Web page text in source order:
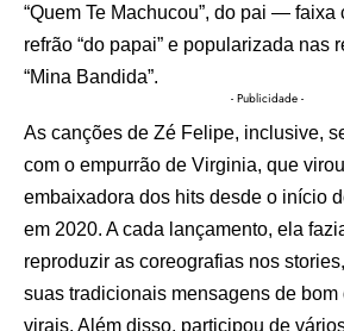
“Quem Te Machucou”, do pai —
refrão “do papai” e popularizada nas
“Mina Bandida”.
- Publicidade -
As canções de Zé Felipe, inclusive,
com o empurrão de Virginia, que
embaixadora dos hits desde o início
em 2020. A cada lançamento, ela
reproduzir as coreografias nos
suas tradicionais mensagens de bom
virais. Além disso, participou de